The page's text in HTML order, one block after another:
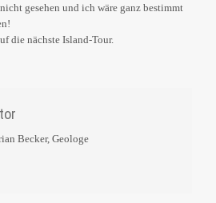
gesehen und ich wäre ganz bestimmt
die nächste Island-Tour.
Becker, Geologe